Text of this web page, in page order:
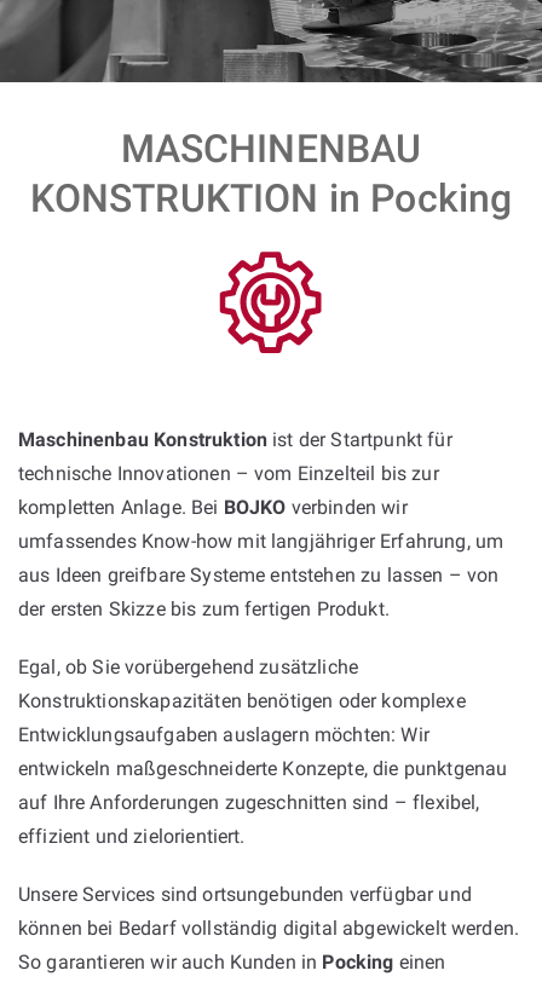
MASCHINENBAU
KONSTRUKTION in Pocking
Maschinenbau Konstruktion ist der Startpunkt für
technische Innovationen – vom Einzelteil bis zur
kompletten Anlage. Bei BOJKO verbinden wir
umfassendes Know-how mit langjähriger Erfahrung, um
aus Ideen greifbare Systeme entstehen zu lassen – von
der ersten Skizze bis zum fertigen Produkt.
Egal, ob Sie vorübergehend zusätzliche
Konstruktionskapazitäten benötigen oder komplexe
Entwicklungsaufgaben auslagern möchten: Wir
entwickeln maßgeschneiderte Konzepte, die punktgenau
auf Ihre Anforderungen zugeschnitten sind – flexibel,
effizient und zielorientiert.
Unsere Services sind ortsungebunden verfügbar und
können bei Bedarf vollständig digital abgewickelt werden.
So garantieren wir auch Kunden in Pocking einen